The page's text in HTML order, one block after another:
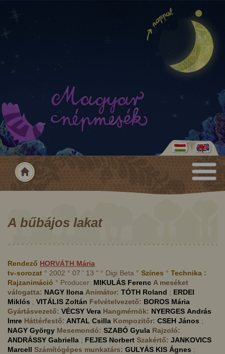
A bűbájos lakat
Rendező HORVÁTH Mária
tv-sorozat ° 2002 ° 07 ' 13 " ° Digi Beta ° Színes ° Technika :
Rajzanimáció ° Producer: MIKULÁS Ferenc A meséket
válogatta: NAGY Ilona Animátor: TÓTH Roland ; ERDEI
Miklós ; VITÁLIS Zoltán Felvételvezető: BOROS Mária
Gyártásvezető: VÉCSY Vera Hangmérnök: NYERGES András
Imre Háttérfestő: ANTAL Csilla Kompozitőr: CSEH János ;
NAGY György Mesemondó: SZABÓ Gyula Rajzoló:
ANDRÁSSY Gabriella ; FEJES Norbert Szakértő: JANKOVICS
Marcell Számítógépes munkatárs: GULYÁS KIS Ágnes ;